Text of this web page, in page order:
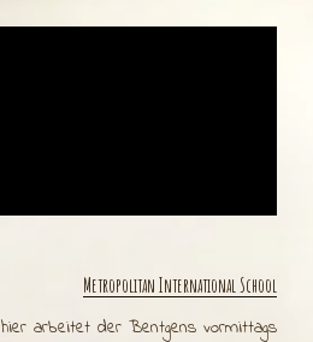
Metropolitan International School
hier arbeitet der Bentgens vormittags